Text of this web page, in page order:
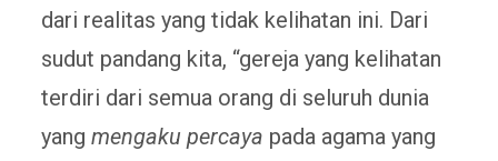
dari realitas yang tidak kelihatan ini. Dari
sudut pandang kita, “gereja yang kelihatan
terdiri dari semua orang di seluruh dunia
yang mengaku percaya pada agama yang